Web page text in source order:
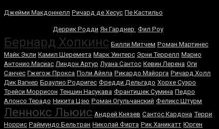
Джейми Макдоннелл Ричард де Хесус Пе Кастильо
Деррик Родди Ян Гарднер Фил Роу
Бернард Хопкинс Билли Митчем Роман Мартинес
Майк Экли Камил Шеремета Марк Уинтерс Эрни Террелл Марио
Антонио Масиас Линдон Артур Луана Сантос Кевин Лерена Оги
Санчес Гжегож Прокса Поли Айяла Рикардо Майорга Ричард Холл
Дик Вагнер Браулио Родригес Фредди Дельгадо Хорхе Суэро
Трейси Моррисон Теншин Насукава Франтишек Сумина Педро
Алонсо Терадо Никита Цзю Роман Огульчанский Феликс Штурм
Леннокс Льюис Андрей Князев Сантос Кардона Терри
Норрис Раймундо Бельтран Николай Фирта Рик Ханикатт Юрген